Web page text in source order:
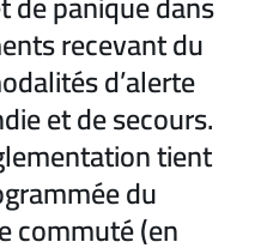
recevant du
d’alerte
et de secours.
tient
du
commuté (en